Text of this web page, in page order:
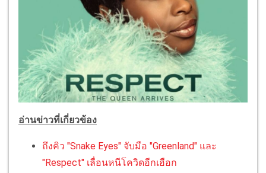
อ่านข่าวที่เกี่ยวข้อง
ถึงคิว "Snake Eyes" จับมือ "Greenland" และ
"Respect" เลื่อนหนีโควิดอีกเฮือก